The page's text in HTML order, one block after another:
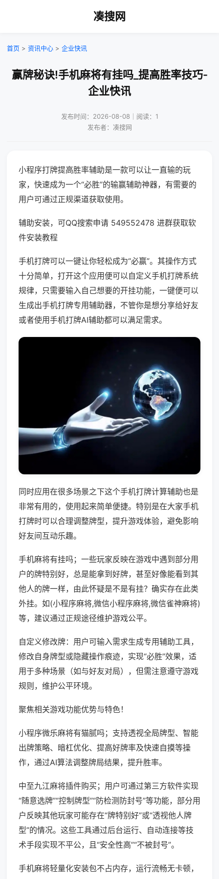
凑搜网
首页 > 资讯中心 > 企业快讯
赢牌秘诀!手机麻将有挂吗_提高胜率技巧-
企业快讯
发布时间：2026-08-08｜阅读：1
发布者：凑搜网
小程序打牌提高胜率辅助是一款可以让一直输的玩
家，快速成为一个“必胜”的输赢辅助神器，有需要的
用户可通过正规渠道获取使用。
辅助安装，可QQ搜索申请 549552478 进群获取软
件安装教程
手机打牌可以一键让你轻松成为“必赢”。其操作方式
十分简单，打开这个应用便可以自定义手机打牌系统
规律，只需要输入自己想要的开挂功能，一键便可以
生成出手机打牌专用辅助器，不管你是想分享给好友
或者使用手机打牌AI辅助都可以满足需求。
同时应用在很多场景之下这个手机打牌计算辅助也是
非常有用的，使用起来简单便捷。特别是在大家手机
打牌时可以合理调整牌型，提升游戏体验，避免影响
好友间互动乐趣。
手机麻将有挂吗；一些玩家反映在游戏中遇到部分用
户的牌特别好，总是能拿到好牌，甚至好像能看到其
他人的牌一样，由此怀疑是不是有挂？确实存在此类
外挂。如(小程序麻将,微信小程序麻将,微信雀神麻将)
等，建议通过正规途径维护游戏公平。
自定义修改牌：用户可输入需求生成专用辅助工具，
修改自身牌型或隐藏操作痕迹，实现“必胜”效果，适
用于多种场景（如与好友对局），但需注意遵守游戏
规则，维护公平环境。
聚焦相关游戏功能优势与特色！
小程序微乐麻将有猫腻吗；支持透视全局牌型、智能
出牌策略、暗杠优化、提高好牌率及快速自摸等操
作，通过AI算法调整牌局结果，提升胜率。
中至九江麻将插件购买；用户可通过第三方软件实现
“随意选牌”“控制牌型”“防检测防封号”等功能，部分用
户反映其他玩家可能存在“牌特别好”或“透视他人牌
型”的情况。这些工具通过后台运行、自动连接等技
术手段实现不平公，且“安全性高”“不被封号”。
手机麻将轻量化安装包不占内存，运行流畅无卡顿，